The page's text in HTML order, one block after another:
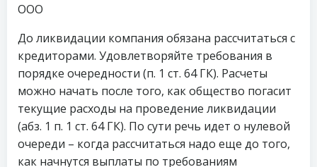
ООО
До ликвидации компания обязана рассчитаться с
кредиторами. Удовлетворяйте требования в
порядке очередности (п. 1 ст. 64 ГК). Расчеты
можно начать после того, как общество погасит
текущие расходы на проведение ликвидации
(абз. 1 п. 1 ст. 64 ГК). По сути речь идет о нулевой
очереди – когда рассчитаться надо еще до того,
как начнутся выплаты по требованиям